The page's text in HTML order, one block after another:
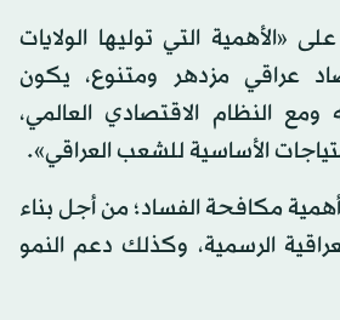
«الأهمية التي توليها الولايات
عراقي مزدهر ومتنوع، يكون
النظام الاقتصادي العالمي،
الأساسية للشعب العراقي».
مكافحة الفساد؛ من أجل بناء
الرسمية، وكذلك دعم النمو